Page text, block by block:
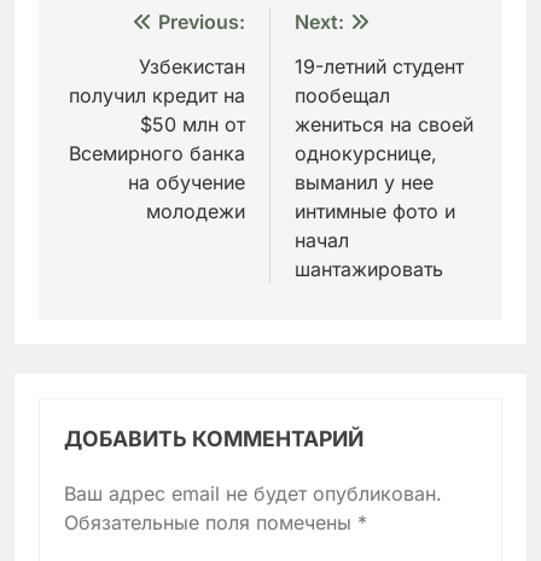
Навигация
записям
Previous:
Узбекистан
получил кредит на
$50 млн от
Всемирного банка
на обучение
молодежи
Next:
19-летний студент
пообещал
жениться на своей
однокурснице,
выманил у нее
интимные фото и
начал
шантажировать
ДОБАВИТЬ КОММЕНТАРИЙ
Ваш адрес email не будет опубликован.
Обязательные поля помечены *